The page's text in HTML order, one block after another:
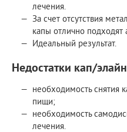
лечения.
За счет отсутствия
капы отлично подходят
Идеальный результат.
Недостатки кап/
необходимость снятия
пищи;
необходимость
лечения.